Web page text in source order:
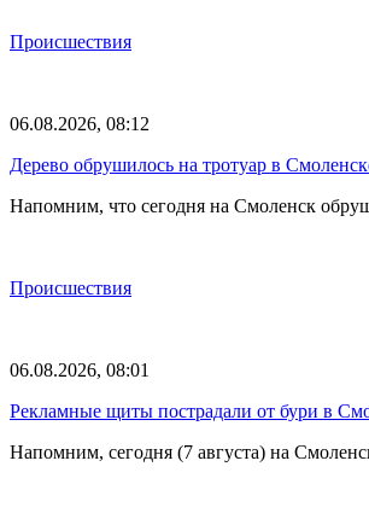
Происшествия
06.08.2026, 08:12
Дерево обрушилось на тротуар в
Напомним, что сегодня на Смоленск
Происшествия
06.08.2026, 08:01
Рекламные щиты пострадали от бури в
Напомним, сегодня (7 августа) на